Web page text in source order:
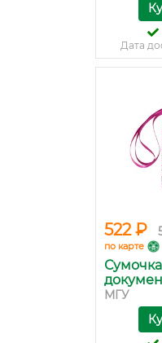
Дата
522 ₽
по карте
МГУ